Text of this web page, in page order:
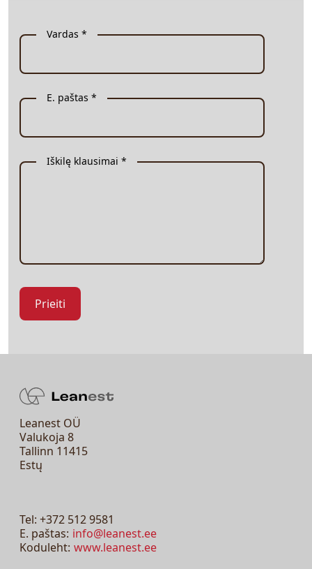
Vardas *
E. paštas *
Iškilę klausimai *
Leanest OÜ
Valukoja 8
Tallinn 11415
Estų
Tel: +372 512 9581
E. paštas: info@leanest.ee
Koduleht: www.leanest.ee